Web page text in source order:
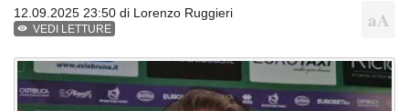
12.09.2025 23:50 di Lorenzo Ruggieri
VEDI LETTURE